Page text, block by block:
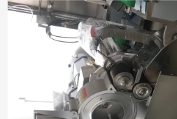
2026
Guangzhou